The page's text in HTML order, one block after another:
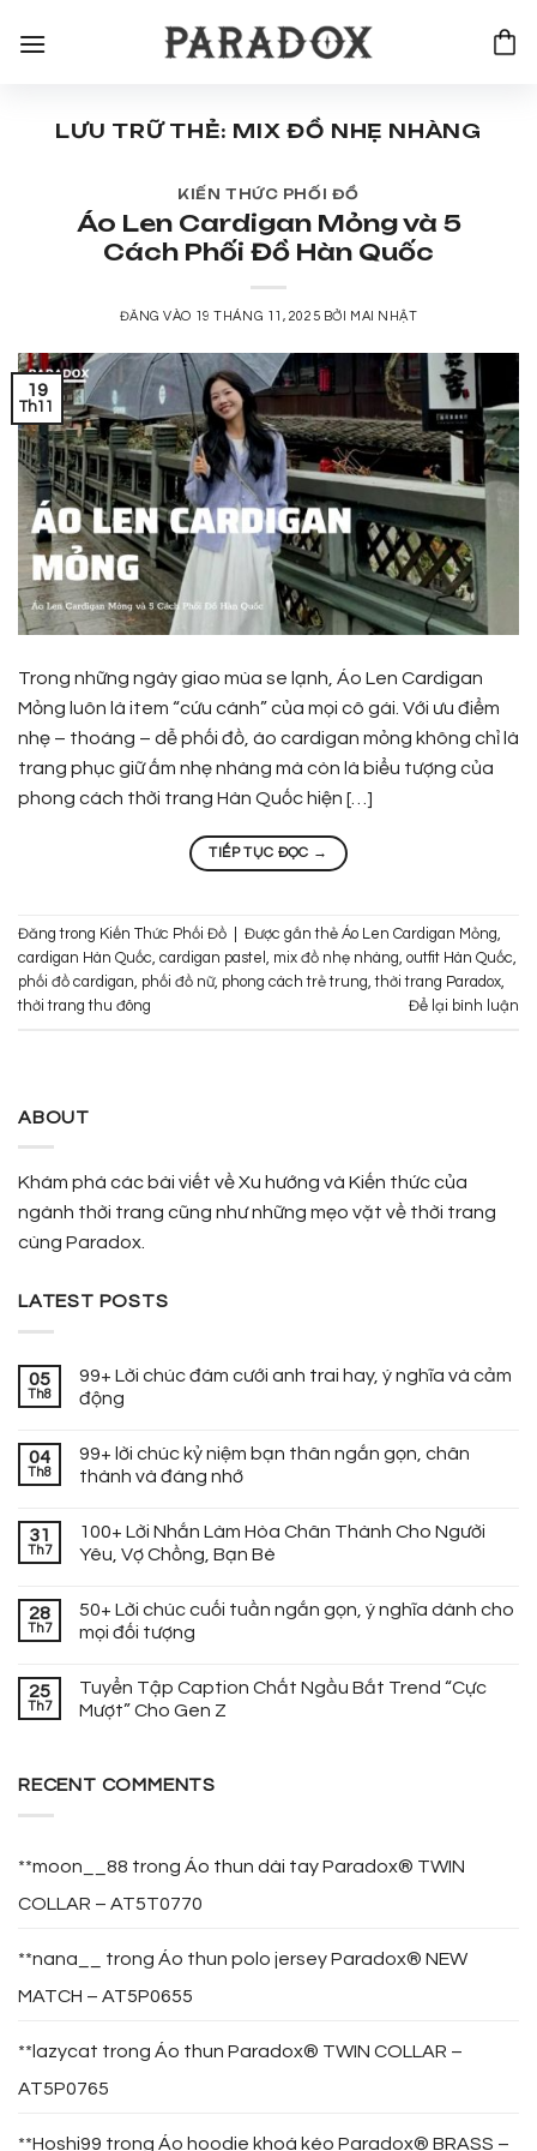
qua
LƯU TRỮ THẺ: MIX ĐỒ NHẸ NHÀNG
KIẾN THỨC PHỐI ĐỒ
Áo Len Cardigan Mỏng và 5
Cách Phối Đồ Hàn Quốc
ĐĂNG VÀO 19 THÁNG 11, 2025 BỞI MAI NHẬT
19
Th11
Trong những ngày giao mùa se lạnh, Áo Len Cardigan
Mỏng luôn là item “cứu cánh” của mọi cô gái. Với ưu điểm
nhẹ – thoáng – dễ phối đồ, áo cardigan mỏng không chỉ là
trang phục giữ ấm nhẹ nhàng mà còn là biểu tượng của
phong cách thời trang Hàn Quốc hiện […]
TIẾP TỤC ĐỌC →
Đăng trong Kiến Thức Phối Đồ Được gắn thẻ Áo Len Cardigan Mỏng,
cardigan Hàn Quốc, cardigan pastel , mix đồ nhẹ nhàng, outfit Hàn Quốc,
phối đồ cardigan, phối đồ nữ, phong cách trẻ trung,thời trang Paradox,
thời trang thu đông
Để lại bình luận
ABOUT
Khám phá các bài viết về Xu hướng và Kiến thức của
ngành thời trang cũng như những mẹo vặt về thời trang
cùng Paradox.
LATEST POSTS
05
Th8
99+ Lời chúc đám cưới anh trai hay, ý nghĩa và cảm
động
04
Th8
99+ lời chúc kỷ niệm bạn thân ngắn gọn, chân
thành và đáng nhớ
31
Th7
100+ Lời Nhắn Làm Hòa Chân Thành Cho Người
Yêu, Vợ Chồng, Bạn Bè
28
Th7
50+ Lời chúc cuối tuần ngắn gọn, ý nghĩa dành cho
mọi đối tượng
25
Th7
Tuyển Tập Caption Chất Ngầu Bắt Trend “Cực
Mượt” Cho Gen Z
RECENT COMMENTS
**moon__88 trong Áo thun dài tay Paradox® TWIN
COLLAR – AT5T0770
**nana__ trong Áo thun polo jersey Paradox® NEW
MATCH – AT5P0655
**lazycat trong Áo thun Paradox® TWIN COLLAR –
AT5P0765
**Hoshi99 trong Áo hoodie khoá kéo Paradox® BRASS –